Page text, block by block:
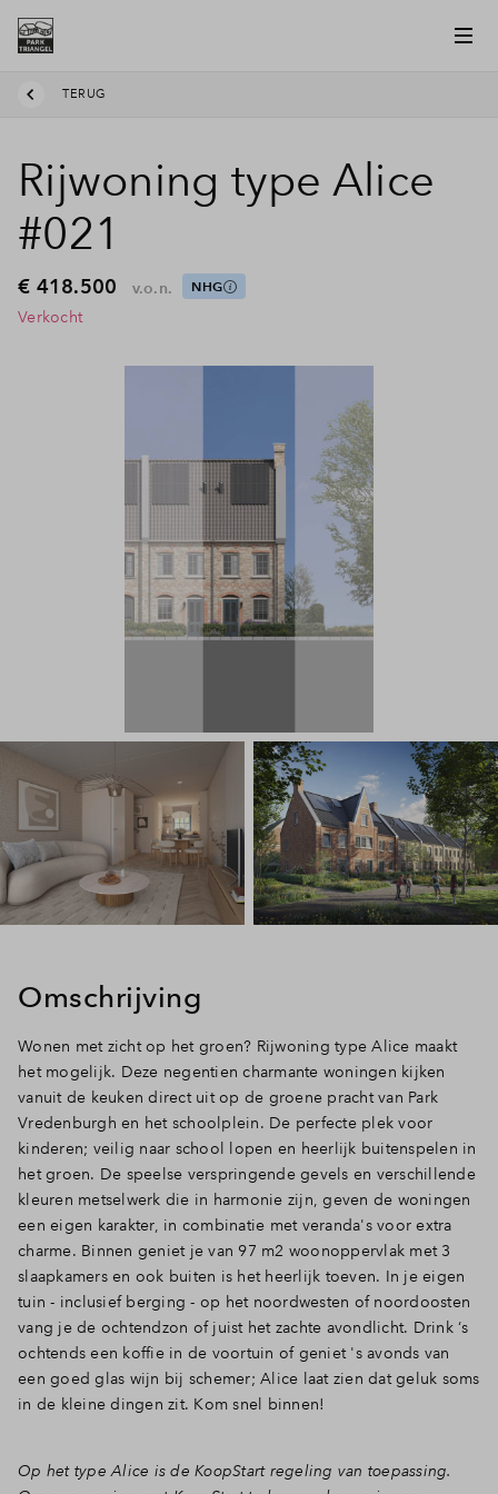
TERUG
Rijwoning type Alice
#021
€ 418.500 v.o.n. NHG
Verkocht
Omschrijving
Wonen met zicht op het groen? Rijwoning type Alice maakt
het mogelijk. Deze negentien charmante woningen kijken
vanuit de keuken direct uit op de groene pracht van Park
Vredenburgh en het schoolplein. De perfecte plek voor
kinderen; veilig naar school lopen en heerlijk buitenspelen in
het groen. De speelse verspringende gevels en verschillende
kleuren metselwerk die in harmonie zijn, geven de woningen
een eigen karakter, in combinatie met veranda's voor extra
charme. Binnen geniet je van 97 m2 woonoppervlak met 3
slaapkamers en ook buiten is het heerlijk toeven. In je eigen
tuin - inclusief berging - op het noordwesten of noordoosten
vang je de ochtendzon of juist het zachte avondlicht. Drink ‘s
ochtends een koffie in de voortuin of geniet 's avonds van
een goed glas wijn bij schemer; Alice laat zien dat geluk soms
in de kleine dingen zit. Kom snel binnen!
Op het type Alice is de KoopStart regeling van toepassing.